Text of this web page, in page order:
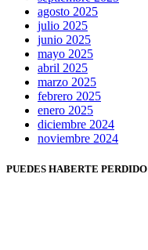
agosto 2025
julio 2025
junio 2025
mayo 2025
abril 2025
marzo 2025
febrero 2025
enero 2025
diciembre 2024
noviembre 2024
PUEDES HABERTE PERDIDO